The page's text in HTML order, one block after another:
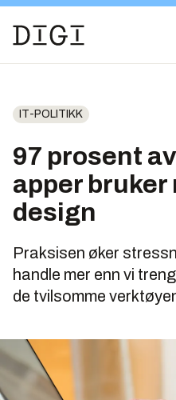
IT-POLITIKK
97 prosent
apper
design
Praksisen øker
handle mer enn vi
de tvilsomme